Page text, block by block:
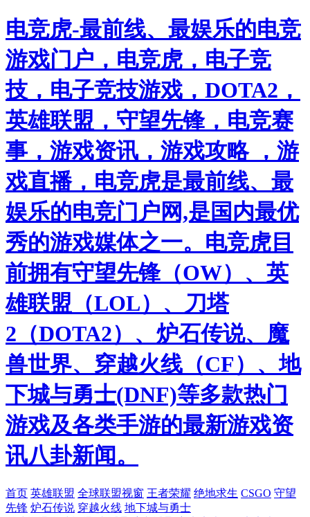
电竞虎-最前线、最娱乐的电竞
游戏门户，电竞虎，电子竞
技，电子竞技游戏，DOTA2，
英雄联盟，守望先锋，电竞赛
事，游戏资讯，游戏攻略 ，游
戏直播，电竞虎是最前线、最
娱乐的电竞门户网,是国内最优
秀的游戏媒体之一。电竞虎目
前拥有守望先锋（OW）、英
雄联盟（LOL）、刀塔
2（DOTA2）、炉石传说、魔
兽世界、穿越火线（CF）、地
下城与勇士(DNF)等多款热门
游戏及各类手游的最新游戏资
讯八卦新闻。
首页 英雄联盟 全球联盟视窗 王者荣耀 绝地求生 CSGO 守望
先锋 炉石传说 穿越火线 地下城与勇士